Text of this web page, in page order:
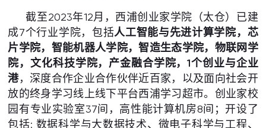
截至2023年12月，西浦创业家学院（太仓）已建
成7个行业学院，包括人工智能与先进计算学院，芯
片学院，智能机器人学院，智造生态学院，物联网学
院，文化科技学院，产金融合学院，1个创业与企业
港，深度合作企业合作伙伴近百家，以及面向社会开
放的终身学习线上线下平台西浦学习超市。创业家校
园有专业实验室37间，高性能计算机房8间；开设了
包括: 数据科学与大数据技术、微电子科学与工程、